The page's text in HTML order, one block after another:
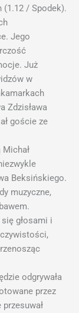
(1.12 / Spodek).
Jego
Już
w
Zdzisława
goście ze
Beksińskiego.
muzyczne,
głosami i
odgrywała
przez